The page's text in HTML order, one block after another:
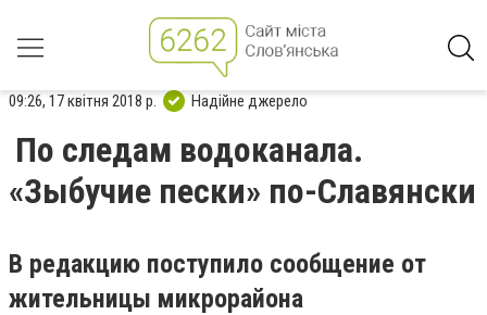
09:26, 17 квітня 2018 р. Надійне джерело
По следам водоканала.
«Зыбучие пески» по-Славянски
В редакцию поступило сообщение от
жительницы микрорайона